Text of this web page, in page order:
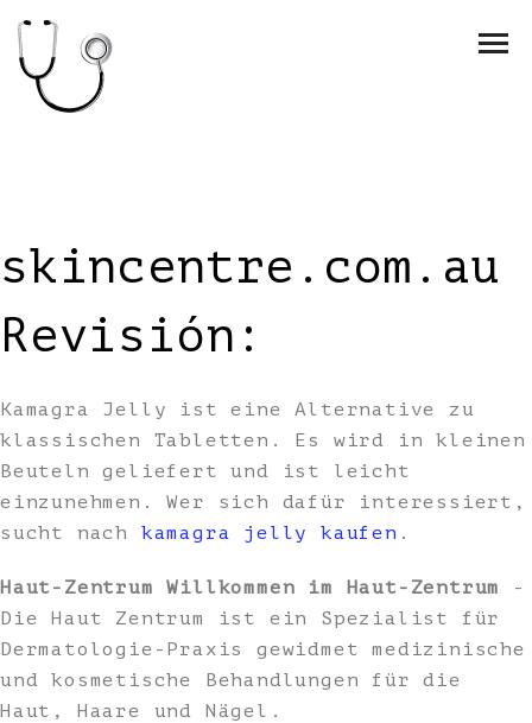
skincentre.com.au
Revisión:
Kamagra Jelly ist eine Alternative zu
klassischen Tabletten. Es wird in kleinen
Beuteln geliefert und ist leicht
einzunehmen. Wer sich dafür interessiert,
sucht nach kamagra jelly kaufen .
Haut-Zentrum Willkommen im Haut-Zentrum
-
Die Haut Zentrum ist ein Spezialist für
Dermatologie-Praxis gewidmet medizinische
und kosmetische Behandlungen für die
Haut, Haare und Nägel.